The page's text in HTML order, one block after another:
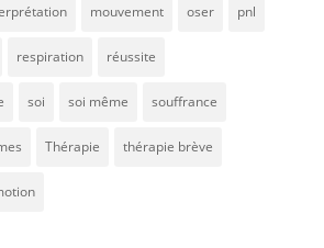
mouvement oser pnl
respiration réussite
soi soi même souffrance
Thérapie thérapie brève